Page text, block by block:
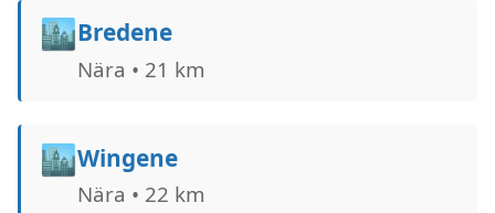
🏙️Bredene
Nära • 21 km
🏙️Wingene
Nära • 22 km